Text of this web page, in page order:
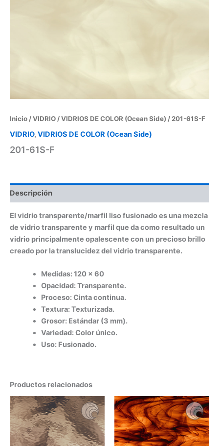
Inicio /VIDRIO /VIDRIOS DE COLOR (Ocean Side) / 201-61S-F
VIDRIO, VIDRIOS DE COLOR (Ocean Side)
201-61S-F
Descripción
El vidrio transparente/marfil liso fusionado es una mezcla
de vidrio transparente y marfil que da como resultado un
vidrio principalmente opalescente con un precioso brillo
creado por la translucidez del vidrio transparente.
Medidas: 120 x 60
Opacidad: Transparente.
Proceso: Cinta continua.
Textura: Texturizada.
Grosor: Estándar (3 mm).
Variedad: Color único.
Uso: Fusionado.
Productos relacionados